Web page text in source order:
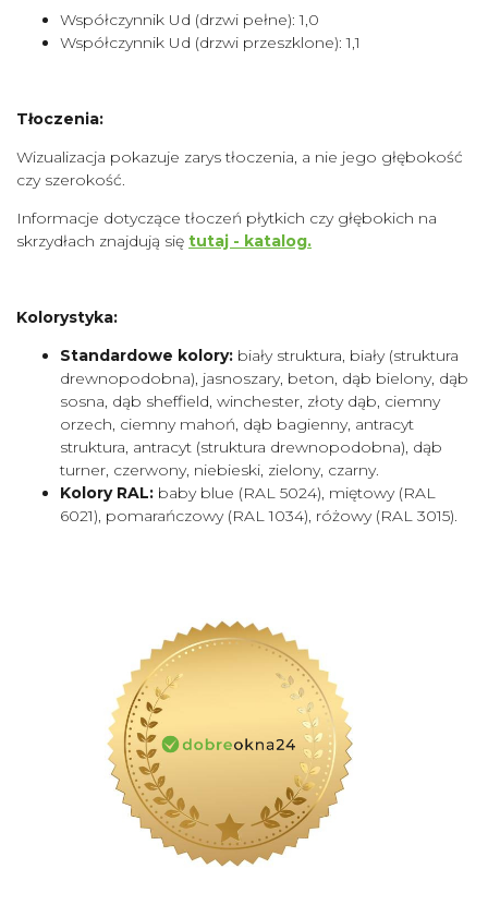
Współczynnik Ud (drzwi pełne): 1,0
Współczynnik Ud (drzwi przeszklone): 1,1
Tłoczenia:
Wizualizacja pokazuje zarys tłoczenia, a nie jego głębokość
czy szerokość.
Informacje dotyczące tłoczeń płytkich czy głębokich na
skrzydłach znajdują się tutaj - katalog.
Kolorystyka:
Standardowe kolory: biały struktura, biały (struktura
drewnopodobna), jasnoszary, beton, dąb bielony, dąb
sosna, dąb sheffield, winchester, złoty dąb, ciemny
orzech, ciemny mahoń, dąb bagienny, antracyt
struktura, antracyt (struktura drewnopodobna), dąb
turner, czerwony, niebieski, zielony, czarny.
Kolory RAL: baby blue (RAL 5024), miętowy (RAL
6021), pomarańczowy (RAL 1034), różowy (RAL 3015).